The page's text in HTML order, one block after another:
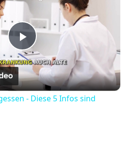
Play
Video
- Diese 5 Infos sind